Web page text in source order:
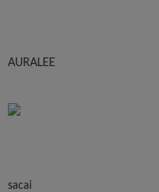
AURALEE
sacai